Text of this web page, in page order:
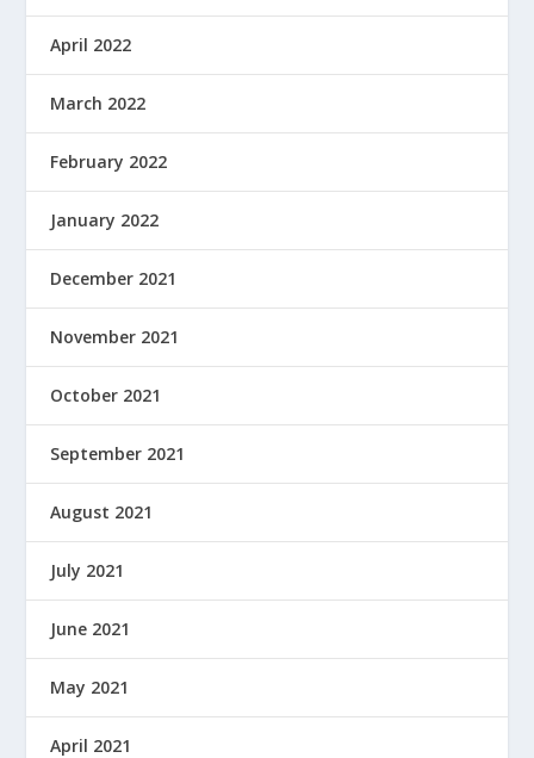
April 2022
March 2022
February 2022
January 2022
December 2021
November 2021
October 2021
September 2021
August 2021
July 2021
June 2021
May 2021
April 2021